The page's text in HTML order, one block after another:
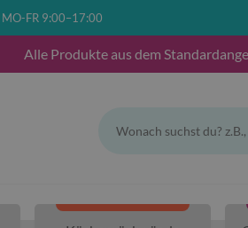
MO-FR 9:00–17:00
Alle Produkte aus dem